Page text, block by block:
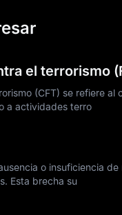
el terrorismo
(CFT) se refiere
a actividades terro
o insuficiencia
Esta brecha su